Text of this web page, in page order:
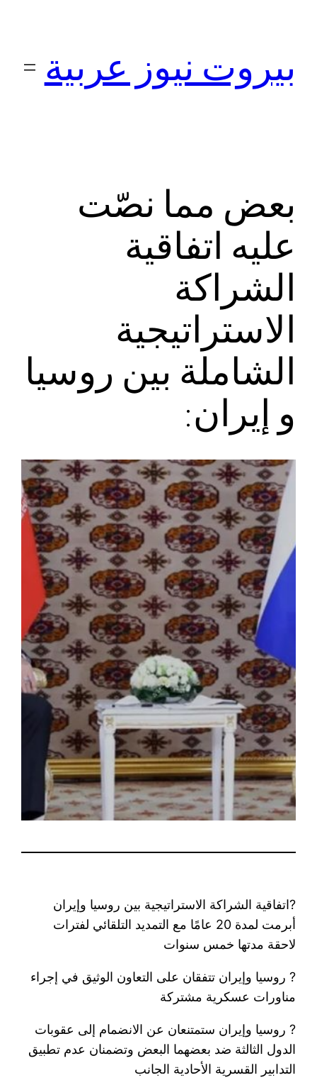
بيروت نيوز عربية
بعض مما نصّت
عليه اتفاقية
الشراكة
الاستراتيجية
الشاملة بين روسيا
و إيران:
?اتفاقية الشراكة الاستراتيجية بين روسيا وإيران
أبرمت لمدة 20 عامًا مع التمديد التلقائي لفترات
لاحقة مدتها خمس سنوات
? روسيا وإيران تتفقان على التعاون الوثيق في إجراء
مناورات عسكرية مشتركة
? روسيا وإيران ستمتنعان عن الانضمام إلى عقوبات
الدول الثالثة ضد بعضهما البعض وتضمنان عدم تطبيق
التدابير القسرية الأحادية الجانب